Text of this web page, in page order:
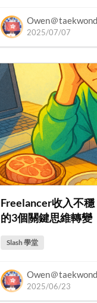
Owen＠
2025/07/07
Freelancer收入不
的3個關鍵思維轉變
Slash 學堂
Owen＠
2025/06/23